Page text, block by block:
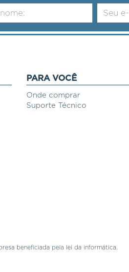
PARA VOCÊ
Onde comprar
Suporte Técnico
beneficiada pela lei da informática.